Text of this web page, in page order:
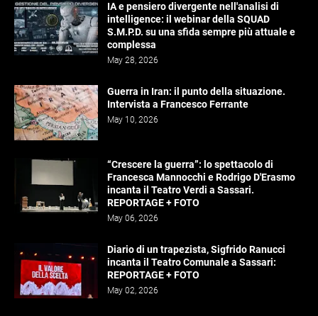
IA e pensiero divergente nell'analisi di
intelligence: il webinar della SQUAD
S.M.P.D. su una sfida sempre più attuale e
complessa
May 28, 2026
Guerra in Iran: il punto della situazione.
Intervista a Francesco Ferrante
May 10, 2026
“Crescere la guerra”: lo spettacolo di
Francesca Mannocchi e Rodrigo D'Erasmo
incanta il Teatro Verdi a Sassari.
REPORTAGE + FOTO
May 06, 2026
Diario di un trapezista, Sigfrido Ranucci
incanta il Teatro Comunale a Sassari:
REPORTAGE + FOTO
May 02, 2026